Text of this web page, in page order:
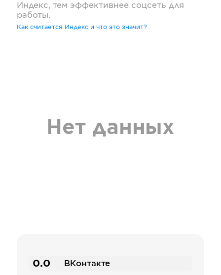
Индекс, тем эффективнее соцсеть для
работы.
Как считается Индекс и что это значит?
Нет данных
0.0 ВКонтакте